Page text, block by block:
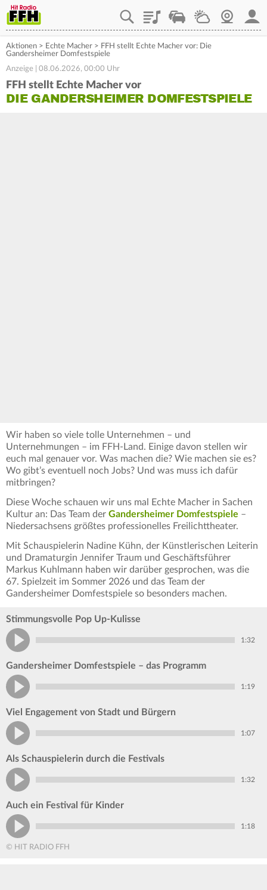
PlaylistStaupilotWetterWebcam
Aktionen > Echte Macher > FFH stellt Echte Macher vor: Die
Gandersheimer Domfestspiele
Anzeige | 08.06.2026, 00:00 Uhr
FFH stellt Echte Macher vor
DIE GANDERSHEIMER DOMFESTSPIELE
Wir haben so viele tolle Unternehmen – und
Unternehmungen – im FFH-Land. Einige davon stellen wir
euch mal genauer vor. Was machen die? Wie machen sie es?
Wo gibt’s eventuell noch Jobs? Und was muss ich dafür
mitbringen?
Diese Woche schauen wir uns mal Echte Macher in Sachen
Kultur an: Das Team der Gandersheimer Domfestspiele –
Niedersachsens größtes professionelles Freilichttheater.
Mit Schauspielerin Nadine Kühn, der Künstlerischen Leiterin
und Dramaturgin Jennifer Traum und Geschäftsführer
Markus Kuhlmann haben wir darüber gesprochen, was die
67. Spielzeit im Sommer 2026 und das Team der
Gandersheimer Domfestspiele so besonders machen.
Stimmungsvolle Pop Up-Kulisse
1:32
Gandersheimer Domfestspiele – das Programm
1:19
Viel Engagement von Stadt und Bürgern
1:07
Als Schauspielerin durch die Festivals
1:32
Auch ein Festival für Kinder
1:18
© HIT RADIO FFH